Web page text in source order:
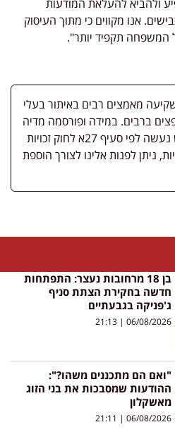
ולהביא להעלאת המודעות
אנו מקווים כי מתוך העיסוק
המשפחה תקפיד יותר".
מאמצים רבים באיתור בעלי
ברבים. במידה ופורסמה מדיה
שבעליה אינו ידוע, השימוש נעשה לפי סעיף 27א לחוק זכויות
ניתן לפנות אלינו לצורך הוספת
בן 18 מרחובות נעצר: התפתחות
חדשה בחקירת הצתת סניף
ג'פניקה בגבעתיים
06/08/2026
"ואם הם מתכננים משהו?":
ההודעות שמסבכות את בני הזוג
מאשקלון
06/08/2026